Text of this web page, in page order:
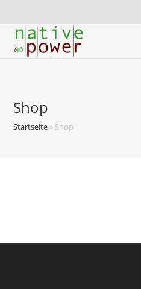
Shop
Startseite » Shop